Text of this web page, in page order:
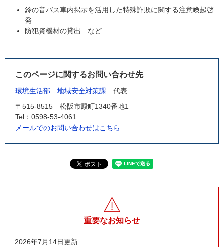
鈴の音バス車内掲示を活用した特殊詐欺に関する注意喚起啓
発
防犯資機材の貸出 など
このページに関するお問い合わせ先
環境生活部 地域安全対策課
代表
〒515-8515
松阪市殿町1340番地1
Tel：0598-53-4061
メールでのお問い合わせはこちら
重要なお知らせ
2026年7月14日更新